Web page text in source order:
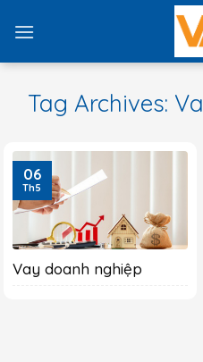
Tag Archives:
Vay doanh nghiệp
06
Th5